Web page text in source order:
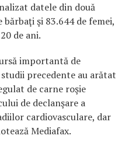
datele din două
şi 83.644 de femei,
de ani.
importantă de
precedente au arătat
de carne roşie
de declanşare a
cardiovasculare, dar
Mediafax.